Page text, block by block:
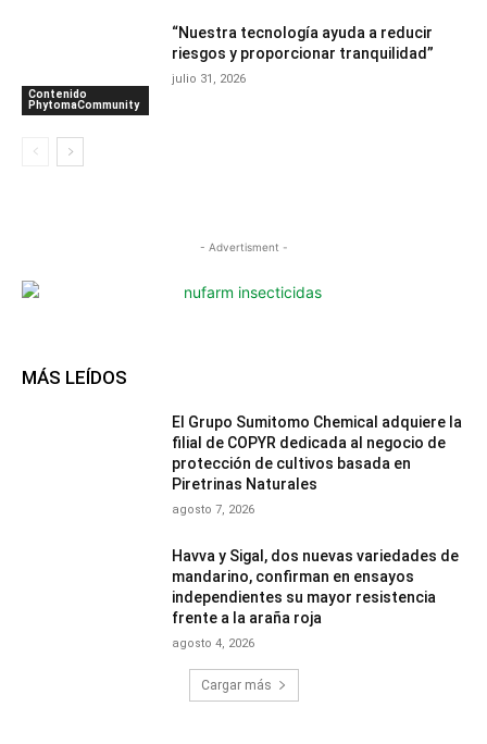
Contenido
PhytomaCommunity
“Nuestra tecnología ayuda a reducir
riesgos y proporcionar tranquilidad”
julio 31, 2026
- Advertisment -
MÁS LEÍDOS
El Grupo Sumitomo Chemical adquiere la
filial de COPYR dedicada al negocio de
protección de cultivos basada en
Piretrinas Naturales
agosto 7, 2026
Havva y Sigal, dos nuevas variedades de
mandarino, confirman en ensayos
independientes su mayor resistencia
frente a la araña roja
agosto 4, 2026
Cargar más